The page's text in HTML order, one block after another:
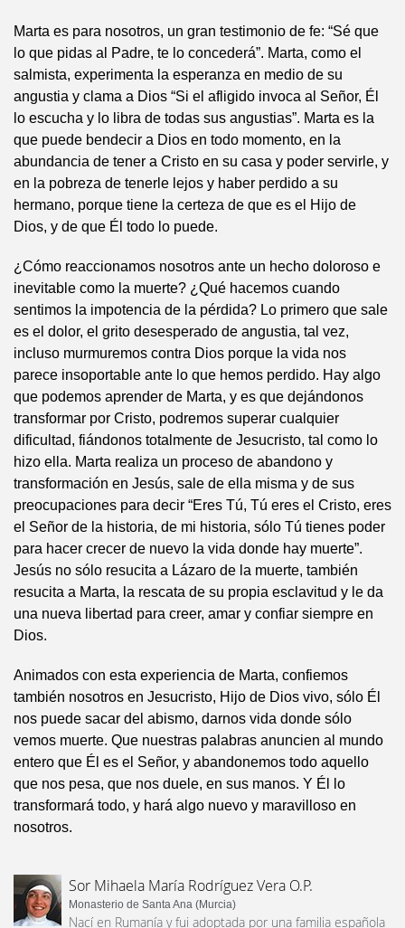
Marta es para nosotros, un gran testimonio de fe: “Sé que
lo que pidas al Padre, te lo concederá”. Marta, como el
salmista, experimenta la esperanza en medio de su
angustia y clama a Dios “Si el afligido invoca al Señor, Él
lo escucha y lo libra de todas sus angustias”. Marta es la
que puede bendecir a Dios en todo momento, en la
abundancia de tener a Cristo en su casa y poder servirle, y
en la pobreza de tenerle lejos y haber perdido a su
hermano, porque tiene la certeza de que es el Hijo de
Dios, y de que Él todo lo puede.
¿Cómo reaccionamos nosotros ante un hecho doloroso e
inevitable como la muerte? ¿Qué hacemos cuando
sentimos la impotencia de la pérdida? Lo primero que sale
es el dolor, el grito desesperado de angustia, tal vez,
incluso murmuremos contra Dios porque la vida nos
parece insoportable ante lo que hemos perdido. Hay algo
que podemos aprender de Marta, y es que dejándonos
transformar por Cristo, podremos superar cualquier
dificultad, fiándonos totalmente de Jesucristo, tal como lo
hizo ella. Marta realiza un proceso de abandono y
transformación en Jesús, sale de ella misma y de sus
preocupaciones para decir “Eres Tú, Tú eres el Cristo, eres
el Señor de la historia, de mi historia, sólo Tú tienes poder
para hacer crecer de nuevo la vida donde hay muerte”.
Jesús no sólo resucita a Lázaro de la muerte, también
resucita a Marta, la rescata de su propia esclavitud y le da
una nueva libertad para creer, amar y confiar siempre en
Dios.
Animados con esta experiencia de Marta, confiemos
también nosotros en Jesucristo, Hijo de Dios vivo, sólo Él
nos puede sacar del abismo, darnos vida donde sólo
vemos muerte. Que nuestras palabras anuncien al mundo
entero que Él es el Señor, y abandonemos todo aquello
que nos pesa, que nos duele, en sus manos. Y Él lo
transformará todo, y hará algo nuevo y maravilloso en
nosotros.
Sor Mihaela María Rodríguez Vera O.P.
Monasterio de Santa Ana (Murcia)
Nací en Rumanía y fui adoptada por una familia española